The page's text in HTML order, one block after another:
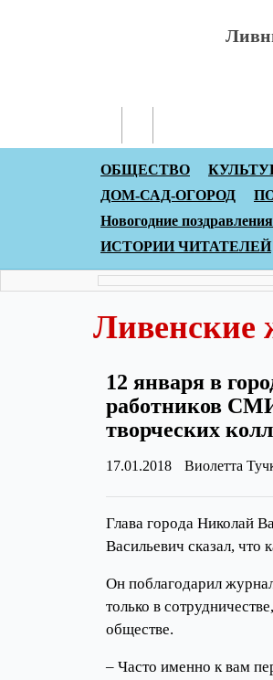
ОБЩЕСТВО
ДОМ-САД-ОГОРОД
Новогодние
ИСТОРИИ ЧИТАТЕЛЕЙ
Ливенские
12 января в
работников
творческих
17.01.2018 Виолетта
Глава города Николай
Васильевич сказал,
Он поблагодарил
только в
обществе.
– Часто именно к вам